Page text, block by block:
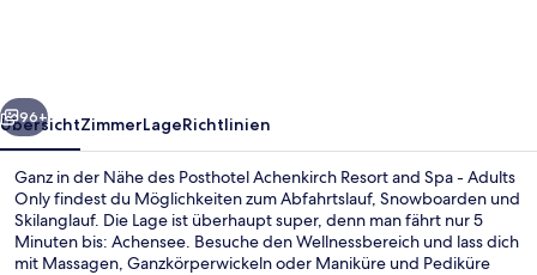
Adults
Only
Weiter
96+
ÜbersichtZimmerLageRichtlinien
Ganz in der Nähe des Posthotel Achenkirch Resort and Spa - Adults
Only findest du Möglichkeiten zum Abfahrtslauf, Snowboarden und
Skilanglauf. Die Lage ist überhaupt super, denn man fährt nur 5
Minuten bis: Achensee. Besuche den Wellnessbereich und lass dich
mit Massagen, Ganzkörperwickeln oder Maniküre und Pediküre